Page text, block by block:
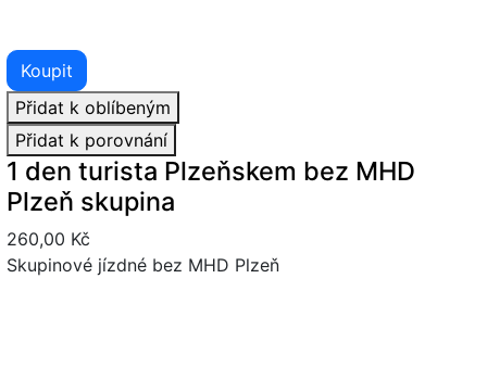
Koupit
Přidat k oblíbeným
Přidat k porovnání
1 den turista Plzeňskem bez MHD
Plzeň skupina
260,00 Kč
Skupinové jízdné bez MHD Plzeň